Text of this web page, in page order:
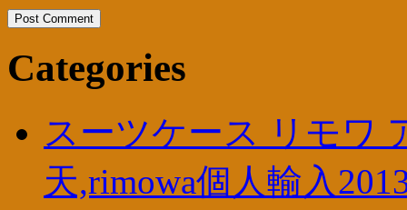
Categories
スーツケース リモワ
天,rimowa個人輸入